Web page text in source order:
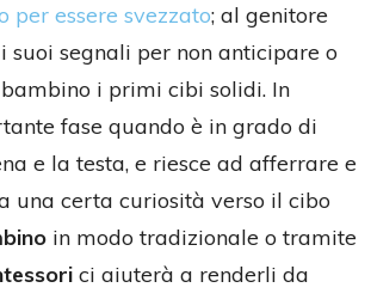
per essere svezzato; al genitore
segnali per non anticipare o
i primi cibi solidi. In
fase quando è in grado di
e la testa, e riesce ad afferrare e
una certa curiosità verso il cibo
in modo tradizionale o tramite
ci aiuterà a renderli da